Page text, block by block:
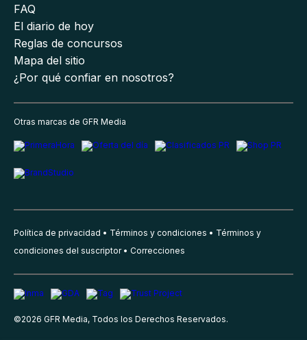
FAQ
El diario de hoy
Reglas de concursos
Mapa del sitio
¿Por qué confiar en nosotros?
Otras marcas de GFR Media
Política de privacidad Términos y condiciones
Términos y
condiciones del suscriptor
Correcciones
©2026 GFR Media, Todos los Derechos Reservados.